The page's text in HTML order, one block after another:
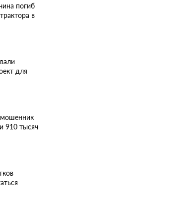
погиб
в
для
мошенник
910 тысяч